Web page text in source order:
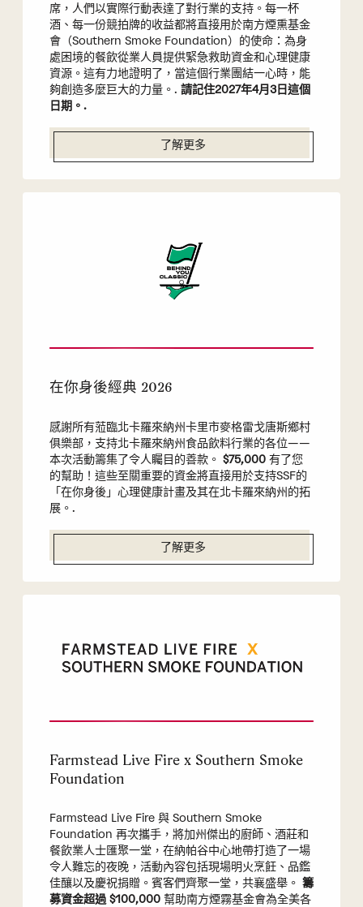
席，人們以實際行動表達了對行業的支持。每一杯
酒、每一份競拍牌的收益都將直接用於南方煙熏基金
會（Southern Smoke Foundation）的使命：為身
處困境的餐飲從業人員提供緊急救助資金和心理健康
資源。這有力地證明了，當這個行業團結一心時，能
夠創造多麼巨大的力量。. 請記住2027年4月3日這個
日期。.
了解更多
在你身後經典 2026
感謝所有蒞臨北卡羅來納州卡里市麥格雷戈唐斯鄉村
俱樂部，支持北卡羅來納州食品飲料行業的各位——
本次活動籌集了令人矚目的善款。 $75,000 有了您
的幫助！這些至關重要的資金將直接用於支持SSF的
「在你身後」心理健康計畫及其在北卡羅來納州的拓
展。.
了解更多
Farmstead Live Fire x Southern Smoke
Foundation
Farmstead Live Fire 與 Southern Smoke
Foundation 再次攜手，將加州傑出的廚師、酒莊和
餐飲業人士匯聚一堂，在納帕谷中心地帶打造了一場
令人難忘的夜晚，活動內容包括現場明火烹飪、品鑑
佳釀以及慶祝捐贈。賓客們齊聚一堂，共襄盛舉。 籌
募資金超過 $100,000幫助南方煙霧基金會為全美各